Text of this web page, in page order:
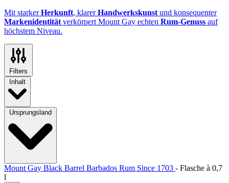
Mit starkerHerkunft, klarerHandwerkskunst und konsequenter
Markenidentität verkörpert Mount Gay echten Rum-Genuss auf
höchstem Niveau.
Filters
Inhalt
Ursprungsland
Mount Gay Black Barrel Barbados Rum Since 1703 - Flasche à 0,7
l